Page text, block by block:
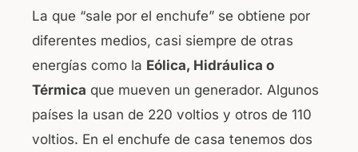
La que “sale por el enchufe” se obtiene por
diferentes medios, casi siempre de otras
energías como la Eólica, Hidráulica o
Térmica que mueven un generador. Algunos
países la usan de 220 voltios y otros de 110
voltios. En el enchufe de casa tenemos dos